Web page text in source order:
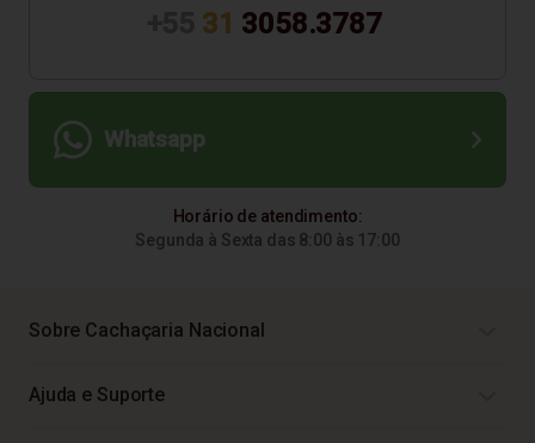
31 3058.3787
Whatsapp
Horário de atendimento:
Segunda à Sexta das 8:00 às 17:00
Sobre Cachaçaria Nacional
Ajuda e Suporte